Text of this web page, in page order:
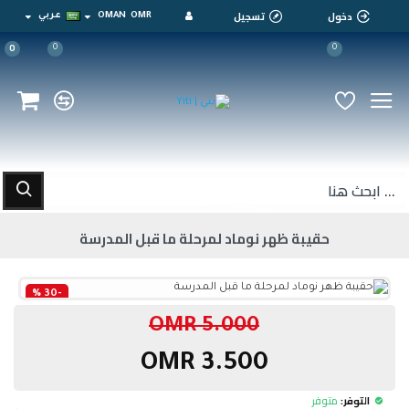
دخول تسجيل OMR
OMAN عربي
0
0
0
حقيبة ظهر نوماد لمرحلة ما قبل المدرسة
-30 %
التوفر: متوفر
3.500 OMR
5.000 OMR